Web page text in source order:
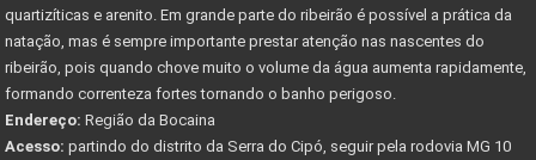
quartizíticas e arenito. Em grande parte do ribeirão é possível a prática da
natação, mas é sempre importante prestar atenção nas nascentes do
ribeirão, pois quando chove muito o volume da água aumenta rapidamente,
formando correnteza fortes tornando o banho perigoso.
Endereço: Região da Bocaina
Acesso: partindo do distrito da Serra do Cipó, seguir pela rodovia MG 10